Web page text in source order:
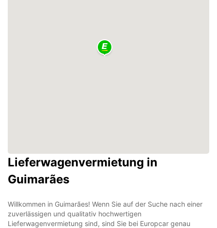
Lieferwagenvermietung in
Guimarães
Willkommen in Guimarães! Wenn Sie auf der Suche nach einer
zuverlässigen und qualitativ hochwertigen
Lieferwagenvermietung sind, sind Sie bei Europcar genau